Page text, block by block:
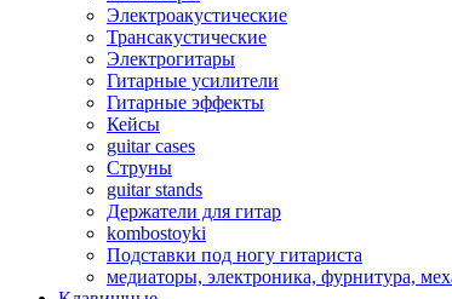
Электроакустические
Трансакустические
Электрогитары
Гитарные усилители
Гитарные эффекты
Кейсы
guitar cases
Струны
guitar stands
Держатели для гитар
kombostoyki
Подставки под ногу гитариста
медиаторы, электроника, фурнитура,